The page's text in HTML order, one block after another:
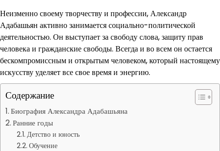
Неизменно своему творчеству и профессии, Александр
Адабашьян активно занимается социально-политической
деятельностью. Он выступает за свободу слова, защиту прав
человека и гражданские свободы. Всегда и во всем он остается
бескомпромиссным и открытым человеком, который настоящему
искусству уделяет все свое время и энергию.
Содержание
Биография Александра Адабашьяна
Ранние годы
Детство и юность
Обучение